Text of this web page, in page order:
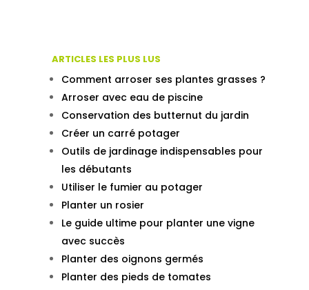
ARTICLES LES PLUS LUS
Comment arroser ses plantes grasses ?
Arroser avec eau de piscine
Conservation des butternut du jardin
Créer un carré potager
Outils de jardinage indispensables pour
les débutants
Utiliser le fumier au potager
Planter un rosier
Le guide ultime pour planter une vigne
avec succès
Planter des oignons germés
Planter des pieds de tomates